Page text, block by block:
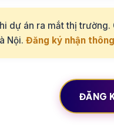
dự án ra mắt thị
Nội. Đăng ký nhận
ĐĂNG